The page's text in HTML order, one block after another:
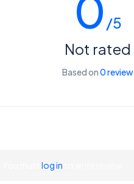
/5
Not rated
Based on0 review
log in